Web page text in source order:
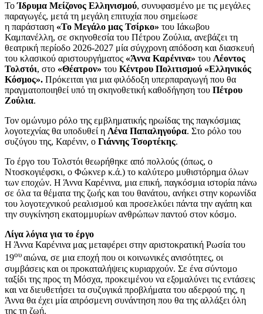
ΤοΊδρυμα Μείζονος Ελληνισμού, συνυφασμένο με τις μεγάλες
παραγωγές, μετά τη μεγάλη επιτυχία που σημείωσε
η παράσταση «Το Μεγάλο μας Τσίρκο» του Ιάκωβου
Καμπανέλλη, σε σκηνοθεσία του Πέτρου Ζούλια, ανεβάζει τη
θεατρική περίοδο 2026-2027 μία σύγχρονη απόδοση και διασκευή
του κλασικού αριστουργήματος «Άννα Καρένινα» του Λέοντος
Τολστόι, στο «Θέατρον» του Κέντρου Πολιτισμού «Ελληνικός
Κόσμος». Πρόκειται για μια φιλόδοξη υπερπαραγωγή που θα
πραγματοποιηθεί υπό τη σκηνοθετική καθοδήγηση του Πέτρου
Ζούλια.
Τον ομώνυμο ρόλο της εμβληματικής ηρωίδας της παγκόσμιας
λογοτεχνίας θα υποδυθεί η Λένα Παπαληγούρα. Στο ρόλο του
συζύγου της, Καρένιν, ο Γιάννης Τσορτέκης.
Το έργο του Τολστόι θεωρήθηκε από πολλούς (όπως, ο
Ντοσκογιέφσκι, ο Φώκνερ κ.ά.) το καλύτερο μυθιστόρημα όλων
των εποχών. Η Άννα Καρένινα, μια επική, παγκόσμια ιστορία πάνω
σε όλα τα θέματα της ζωής και του θανάτου, ανήκει στην κορωνίδα
του λογοτεχνικού ρεαλισμού και προσελκύει πάντα την αγάπη και
την συγκίνηση εκατομμυρίων ανθρώπων παντού στον κόσμο.
Λίγα λόγια για το έργο
Η Άννα Καρένινα μας μεταφέρει στην αριστοκρατική Ρωσία του
19ου αιώνα, σε μια εποχή που οι κοινωνικές ανισότητες, οι
συμβάσεις και οι προκαταλήψεις κυριαρχούν. Σε ένα σύντομο
ταξίδι της προς τη Μόσχα, προκειμένου να εξομαλύνει τις εντάσεις
και να διευθετήσει τα συζυγικά προβλήματα του αδερφού της, η
Άννα θα έχει μία απρόσμενη συνάντηση που θα της αλλάξει όλη
της τη ζωή.